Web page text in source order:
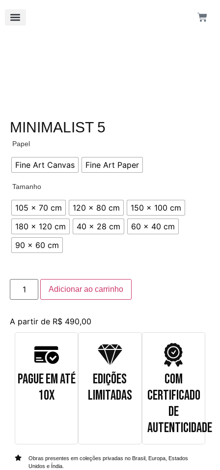
MINIMALIST 5
Papel
Fine Art Canvas Fine Art Paper
Tamanho
105 x 70 cm 120 x 80 cm
150 x 100 cm
180 x 120 cm
40 x 28 cm
60 x 40 cm
90 x 60 cm
Adicionar ao carrinho
A partir de R$ 490,00
PAGUE EM ATÉ
10X
EDIÇÕES
LIMITADAS
COM
CERTIFICADO
DE
AUTENTICIDADE
Obras presentes em coleções privadas no Brasil, Europa, Estados
Unidos e Índia.